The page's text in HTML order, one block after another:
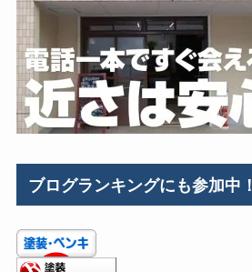
ブログランキングにも参加中！